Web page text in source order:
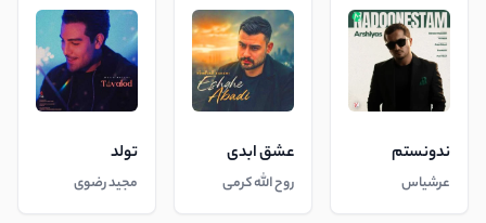
ندونستم
عرشیاس
عشق ابدی
روح الله کرمی
تولد
مجید رضوی